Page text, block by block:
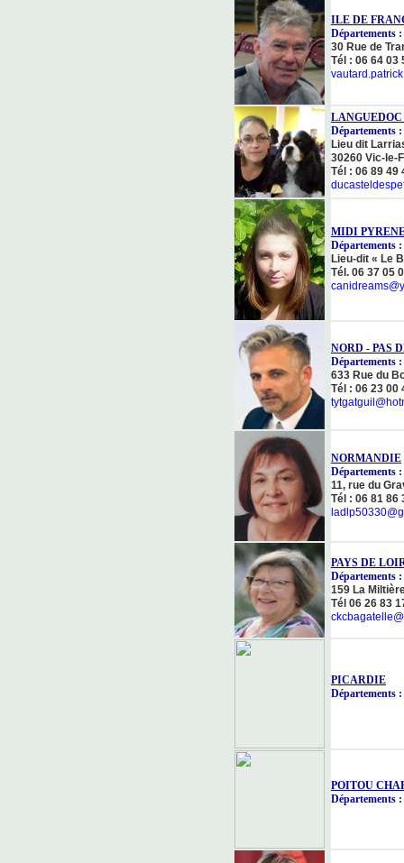
ILE DE
Départements :
30 Rue de
Tél : 06 64 03
Départements :
Lieu dit
30260 Vic-le-
Tél : 06 89 49
MIDI
Départements :
Lieu-dit « Le
Tél. 06 37 05
NORD - PAS
Départements :
633 Rue du
Tél : 06 23 00
NORMANDIE
Départements :
11, rue du
Tél : 06 81 86
PAYS DE
Départements :
159 La
Tél 06 26 83
PICARDIE
Départements :
POITOU
Départements :